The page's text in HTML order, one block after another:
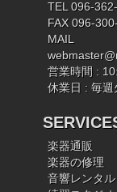
TEL 096-
FAX 096-
MAIL
営業時間 :
休業日 : 毎週
楽器通販
楽器の修理
音響レンタル